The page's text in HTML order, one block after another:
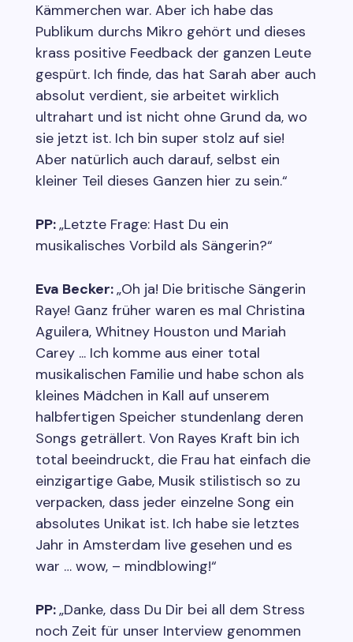
Kämmerchen war. Aber ich habe das
Publikum durchs Mikro gehört und dieses
krass positive Feedback der ganzen Leute
gespürt. Ich finde, das hat Sarah aber auch
absolut verdient, sie arbeitet wirklich
ultrahart und ist nicht ohne Grund da, wo
sie jetzt ist. Ich bin super stolz auf sie!
Aber natürlich auch darauf, selbst ein
kleiner Teil dieses Ganzen hier zu sein.“
PP:„Letzte Frage: Hast Du ein
musikalisches Vorbild als Sängerin?“
Eva Becker:„Oh ja! Die britische Sängerin
Raye! Ganz früher waren es mal Christina
Aguilera, Whitney Houston und Mariah
Carey ... Ich komme aus einer total
musikalischen Familie und habe schon als
kleines Mädchen in Kall auf unserem
halbfertigen Speicher stundenlang deren
Songs geträllert. Von Rayes Kraft bin ich
total beeindruckt, die Frau hat einfach die
einzigartige Gabe, Musik stilistisch so zu
verpacken, dass jeder einzelne Song ein
absolutes Unikat ist. Ich habe sie letztes
Jahr in Amsterdam live gesehen und es
war … wow, – mindblowing!“
PP:„Danke, dass Du Dir bei all dem Stress
noch Zeit für unser Interview genommen